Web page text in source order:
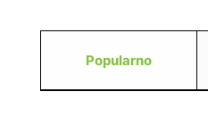
Popularno